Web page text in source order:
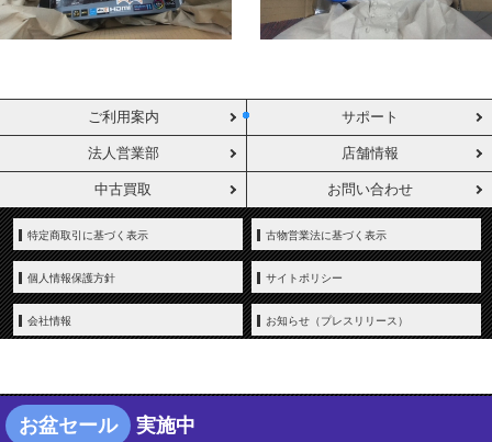
ご利用案内 サポート
法人営業部 店舗情報
中古買取 お問い合わせ
特定商取引に基づく表示 古物営業法に基づく表示
個人情報保護方針 サイトポリシー
会社情報 お知らせ（プレスリリース）
お盆セール 実施中